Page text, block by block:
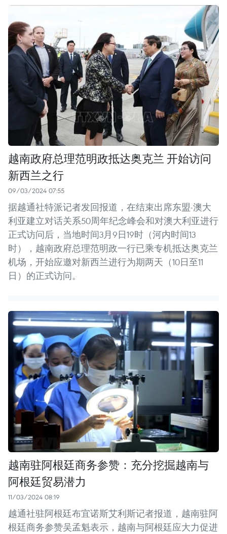
越南政府总理范明政抵达奥克兰 开始访问
新西兰之行
09/03/2024 07:55
据越通社特派记者发回报道，在结束出席东盟-澳大
利亚建立对话关系50周年纪念峰会和对澳大利亚进行
正式访问后，当地时间3月9日19时（河内时间13
时），越南政府总理范明政一行已乘专机抵达奥克兰
机场，开始应邀对新西兰进行为期两天（10日至11
日）的正式访问。
越南驻阿根廷商务参赞：充分挖掘越南与
阿根廷贸易潜力
11/03/2024 08:19
越通社驻阿根廷布宜诺斯艾利斯记者报道，越南驻阿
根廷商务参赞吴孟魁表示，越南与阿根廷应大力促进